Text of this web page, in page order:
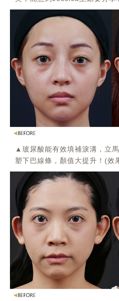
▲玻尿酸能有效填補淚溝，立
塑下巴線條，顏值大提升！(效